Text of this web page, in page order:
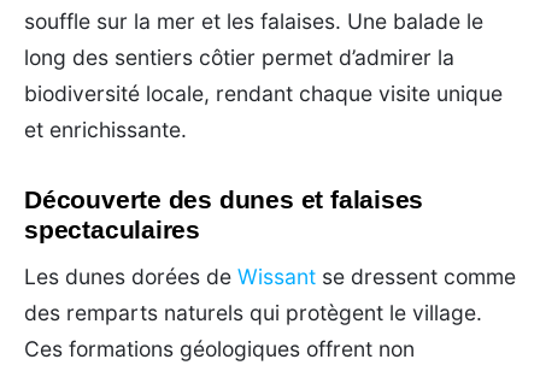
souffle sur la mer et les falaises. Une balade le
long des sentiers côtier permet d’admirer la
biodiversité locale, rendant chaque visite unique
et enrichissante.
Découverte des dunes et falaises
spectaculaires
Les dunes dorées de Wissant se dressent comme
des remparts naturels qui protègent le village.
Ces formations géologiques offrent non